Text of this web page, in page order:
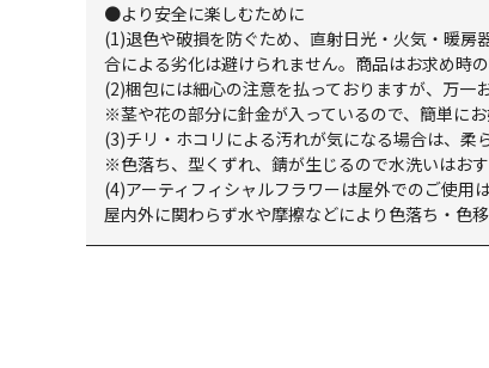
●より安全に楽しむために
(1)退色や破損を防ぐため、直射日光・火気・暖
合による劣化は避けられません。商品はお求め時
(2)梱包には細心の注意を払っておりますが、万一
※茎や花の部分に針金が入っているので、簡単にお
(3)チリ・ホコリによる汚れが気になる場合は、柔
※色落ち、型くずれ、錆が生じるので水洗いはおす
(4)アーティフィシャルフラワーは屋外でのご使用
屋内外に関わらず水や摩擦などにより色落ち・色